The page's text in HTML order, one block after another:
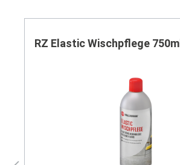
RZ Elastic Wischpflege 750ml